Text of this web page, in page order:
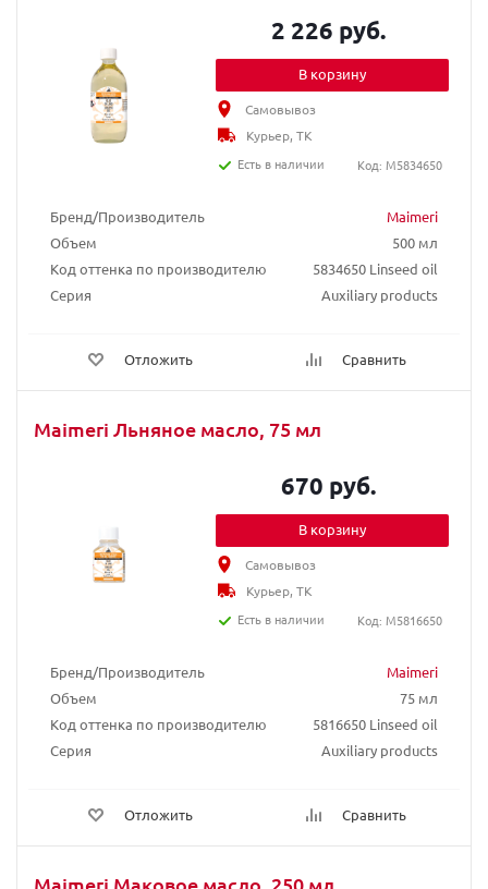
Бренд/Производитель
Maimeri
Объем
500 мл
Код оттенка по производителю
5834650 Linseed oil
Серия
Auxiliary products
Отложить Сравнить
2 226 руб.
В корзину
Самовывоз
Курьер, ТК
Есть в наличии
Код: M5834650
Maimeri Льняное масло, 75 мл
Бренд/Производитель
Maimeri
Объем
75 мл
Код оттенка по производителю
5816650 Linseed oil
Серия
Auxiliary products
Отложить Сравнить
670 руб.
В корзину
Самовывоз
Курьер, ТК
Есть в наличии
Код: M5816650